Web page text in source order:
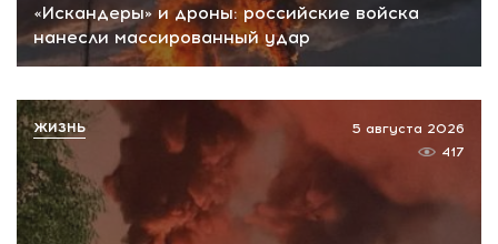
«Искандеры» и дроны: российские войска
нанесли массированный удар
5 августа 2026
417
ЖИЗНЬ